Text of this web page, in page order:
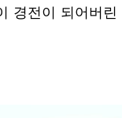
경전이 되어버